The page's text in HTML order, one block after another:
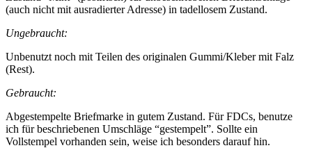
(auch nicht mit ausradierter Adresse) in tadellosem Zustand.
Ungebraucht:
Unbenutzt noch mit Teilen des originalen Gummi/Kleber mit Falz
(Rest).
Gebraucht:
Abgestempelte Briefmarke in gutem Zustand. Für FDCs, benutze
ich für beschriebenen Umschläge “gestempelt”. Sollte ein
Vollstempel vorhanden sein, weise ich besonders darauf hin.